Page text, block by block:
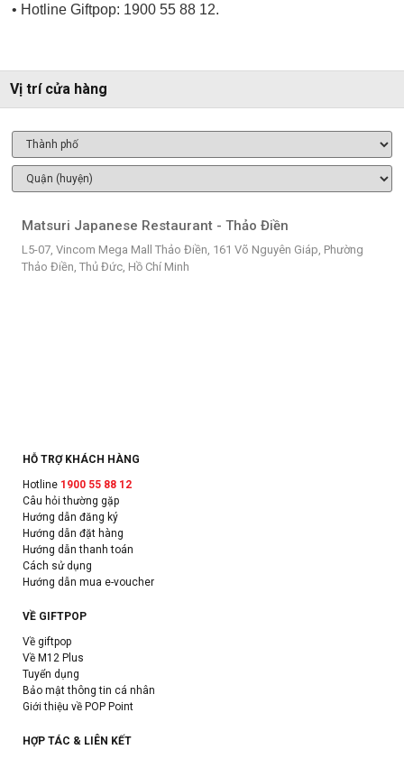
• Hotline Giftpop: 1900 55 88 12.
Vị trí cửa hàng
Matsuri Japanese Restaurant - Thảo Điền
L5-07, Vincom Mega Mall Thảo Điền, 161 Võ Nguyên Giáp, Phường
Thảo Điền, Thủ Đức, Hồ Chí Minh
HỖ TRỢ KHÁCH HÀNG
Hotline 1900 55 88 12
Câu hỏi thường gặp
Hướng dẫn đăng ký
Hướng dẫn đặt hàng
Hướng dẫn thanh toán
Cách sử dụng
Hướng dẫn mua e-voucher
VỀ GIFTPOP
Về giftpop
Về M12 Plus
Tuyển dụng
Bảo mật thông tin cá nhân
Giới thiệu về POP Point
HỢP TÁC & LIÊN KẾT